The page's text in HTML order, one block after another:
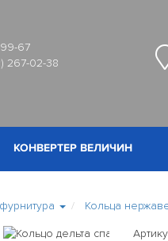
67
267-02-38
КОНВЕРТЕР ВЕЛИЧИН
Кольца